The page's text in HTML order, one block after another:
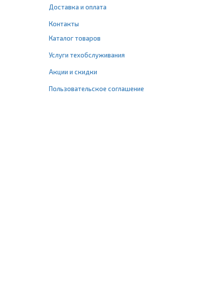
Доставка и оплата
Контакты
Каталог товаров
Услуги техобслуживания
Акции и скидки
Пользовательское соглашение